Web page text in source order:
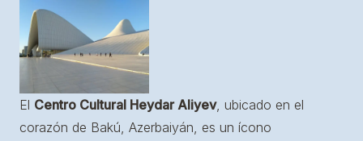
El Centro Cultural Heydar Aliyev, ubicado en el
corazón de Bakú, Azerbaiyán, es un ícono